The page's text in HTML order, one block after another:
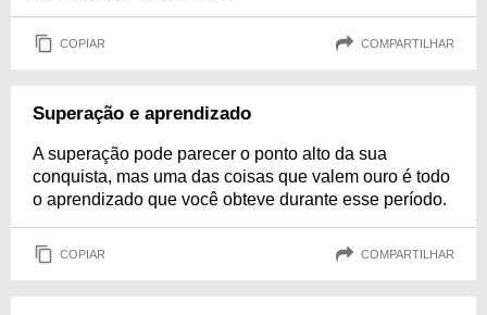
COPIAR COMPARTILHAR
Superação e aprendizado
A superação pode parecer o ponto alto da sua
conquista, mas uma das coisas que valem ouro é todo
o aprendizado que você obteve durante esse período.
COPIAR COMPARTILHAR